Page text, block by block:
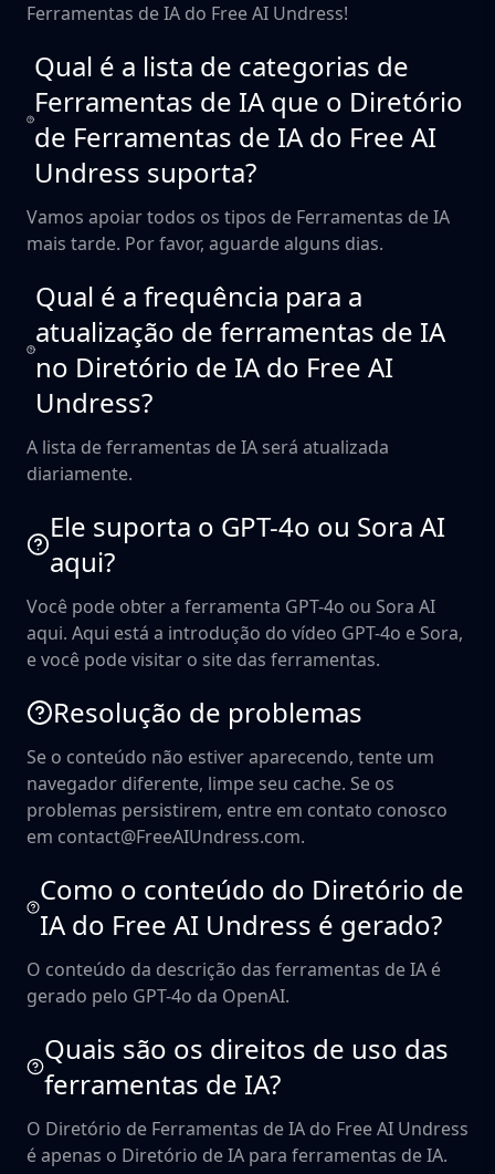
Ferramentas de IA do Free AI Undress!
Qual é a lista de categorias de
Ferramentas de IA que o Diretório
de Ferramentas de IA do Free AI
Undress suporta?
Vamos apoiar todos os tipos de Ferramentas de IA
mais tarde. Por favor, aguarde alguns dias.
Qual é a frequência para a
atualização de ferramentas de IA
no Diretório de IA do Free AI
Undress?
A lista de ferramentas de IA será atualizada
diariamente.
Ele suporta o GPT-4o ou Sora AI
aqui?
Você pode obter a ferramenta GPT-4o ou Sora AI
aqui. Aqui está a introdução do vídeo GPT-4o e Sora,
e você pode visitar o site das ferramentas.
Resolução de problemas
Se o conteúdo não estiver aparecendo, tente um
navegador diferente, limpe seu cache. Se os
problemas persistirem, entre em contato conosco
em contact@FreeAIUndress.com.
Como o conteúdo do Diretório de
IA do Free AI Undress é gerado?
O conteúdo da descrição das ferramentas de IA é
gerado pelo GPT-4o da OpenAI.
Quais são os direitos de uso das
ferramentas de IA?
O Diretório de Ferramentas de IA do Free AI Undress
é apenas o Diretório de IA para ferramentas de IA.